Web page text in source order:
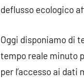
deflusso ecologico
Oggi disponiamo di
tempo reale minuto
per l’accesso ai dati